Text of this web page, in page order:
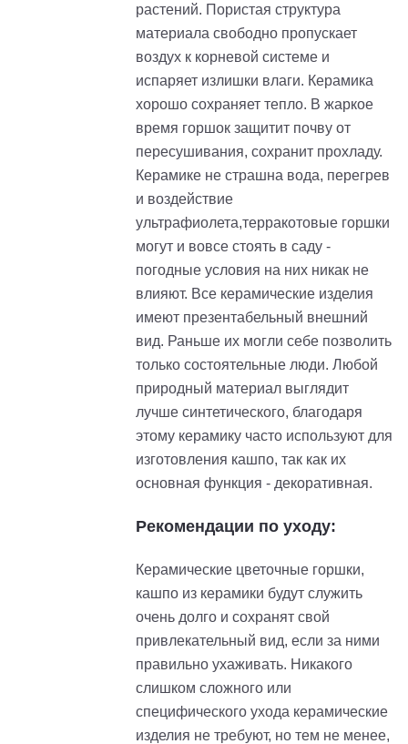
растений. Пористая структура
материала свободно пропускает
воздух к корневой системе и
испаряет излишки влаги. Керамика
хорошо сохраняет тепло. В жаркое
время горшок защитит почву от
пересушивания, сохранит прохладу.
Керамике не страшна вода, перегрев
и воздействие
ультрафиолета,терракотовые горшки
могут и вовсе стоять в саду -
погодные условия на них никак не
влияют. Все керамические изделия
имеют презентабельный внешний
вид. Раньше их могли себе позволить
только состоятельные люди. Любой
природный материал выглядит
лучше синтетического, благодаря
этому керамику часто используют для
изготовления кашпо, так как их
основная функция - декоративная.
Рекомендации по уходу:
Керамические цветочные горшки,
кашпо из керамики будут служить
очень долго и сохранят свой
привлекательный вид, если за ними
правильно ухаживать. Никакого
слишком сложного или
специфического ухода керамические
изделия не требуют, но тем не менее,